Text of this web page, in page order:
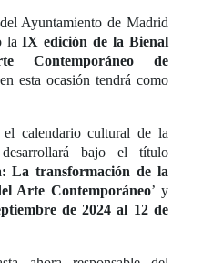
Ayuntamiento de Madrid
laIX edición de la Bienal
Contemporáneo de
esta ocasión tendrá como
calendario cultural de la
bajo el título
La transformación de la
Arte Contemporáneo’ y
de 2024 al 12 de